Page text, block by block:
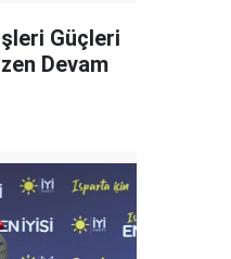
Güçleri
Devam